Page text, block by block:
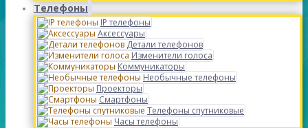
Телефоны
IP телефоны
Аксессуары
Детали телефонов
Изменители голоса
Коммуникаторы
Необычные телефоны
Проекторы
Смартфоны
Телефоны спутниковые
Часы телефоны